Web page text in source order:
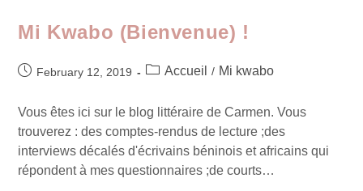
Mi Kwabo (Bienvenue) !
February 12, 2019 Accueil / Mi kwabo
Vous êtes ici sur le blog littéraire de Carmen. Vous
trouverez : des comptes-rendus de lecture ;des
interviews décalés d'écrivains béninois et africains qui
répondent à mes questionnaires ;de courts…